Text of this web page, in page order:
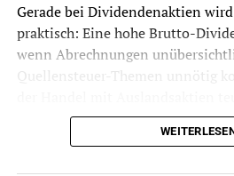
Gerade bei Dividendenaktien
praktisch: Eine hohe Brutto-
wenn Abrechnungen
Quellensteuer-Themen unnötig
zeigt, worauf Anleger achten
Dividenden-Depot eröffnen oder